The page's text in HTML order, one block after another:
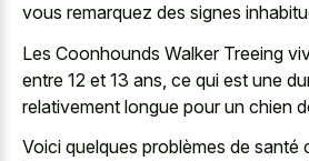
vous remarquez des signes
Les Coonhounds Walker Treeing
entre 12 et 13 ans, ce qui est une
relativement longue pour un chien
Voici quelques problèmes de